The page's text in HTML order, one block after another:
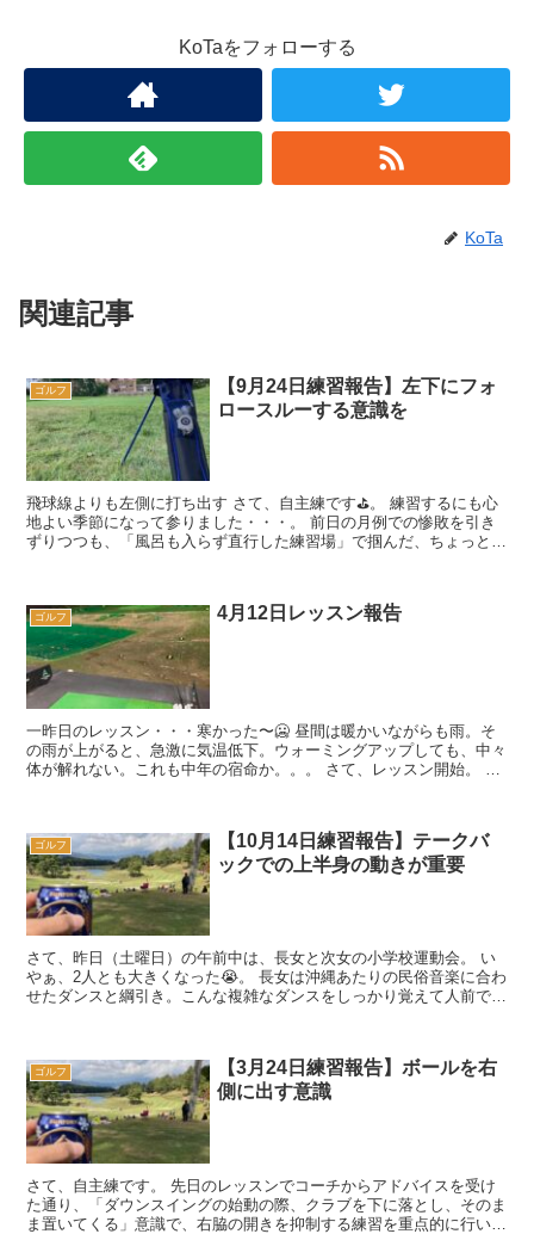
KoTaをフォローする
KoTa
関連記事
ゴルフ
【9月24日練習報告】左下にフォ
ロースルーする意識を
飛球線よりも左側に打ち出す さて、自主練です⛳️。 練習するにも心
地よい季節になって参りました・・・。 前日の月例での惨敗を引き
ずりつつも、「風呂も入らず直行した練習場」で掴んだ、ちょっとし
ゴルフ 4月12日レッスン報告
一昨日のレッスン・・・寒かった〜🥶 昼間は暖かいながらも雨。そ
の雨が上がると、急激に気温低下。ウォーミングアップしても、中々
体が解れない。これも中年の宿命か。。。 さて、レッスン開始。 シ
ゴルフ
【10月14日練習報告】テークバ
ックでの上半身の動きが重要
さて、昨日（土曜日）の午前中は、長女と次女の小学校運動会。 い
やぁ、2人とも大きくなった😭。 長女は沖縄あたりの民俗音楽に合わ
せたダンスと綱引き。こんな複雑なダンスをしっかり覚えて人前で披
ゴルフ
【3月24日練習報告】ボールを右
側に出す意識
さて、自主練です。 先日のレッスンでコーチからアドバイスを受け
た通り、「ダウンスイングの始動の際、クラブを下に落とし、そのま
ま置いてくる」意識で、右脇の開きを抑制する練習を重点的に行いま